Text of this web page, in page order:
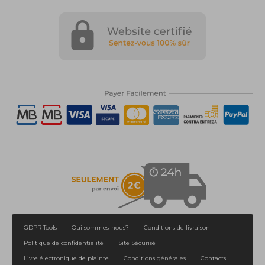
GDPR Tools Qui sommes-nous?
Conditions de livraison
Politique de confidentialité
Site Sécurisé
Livre électronique de plainte
Conditions générales Contacts